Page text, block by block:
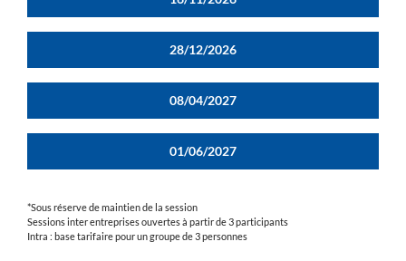
28/12/2026
08/04/2027
01/06/2027
*Sous réserve de maintien de la session
Sessions inter entreprises ouvertes à partir de 3 participants
Intra : base tarifaire pour un groupe de 3 personnes